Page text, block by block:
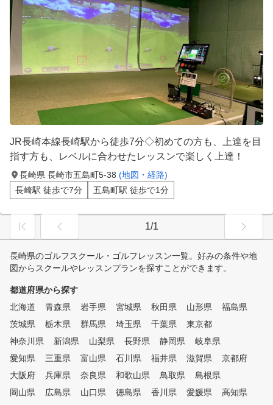
JR長崎本線長崎駅から徒歩7分◇初めての方も、上達を目
指す方も、レベルに合わせたレッスンで楽しく上達！
長崎県 長崎市五島町5-38 (地図・経路)
長崎駅 徒歩で7分
五島町駅 徒歩で1分
1/1
長崎県のゴルフスクール・ゴルフレッスン一覧。好みの条件や地
図からスクールやレッスンプランを探すことができます。
都道府県から探す
北海道
青森県 岩手県 宮城県 秋田県 山形県
福島県
茨城県
栃木県 群馬県 埼玉県 千葉県
東京都
神奈川県
新潟県 山梨県 長野県 静岡県
岐阜県
愛知県
三重県 富山県 石川県 福井県 滋賀県
京都府
大阪府
兵庫県 奈良県 和歌山県 鳥取県
島根県
岡山県
広島県 山口県 徳島県 香川県 愛媛県
高知県